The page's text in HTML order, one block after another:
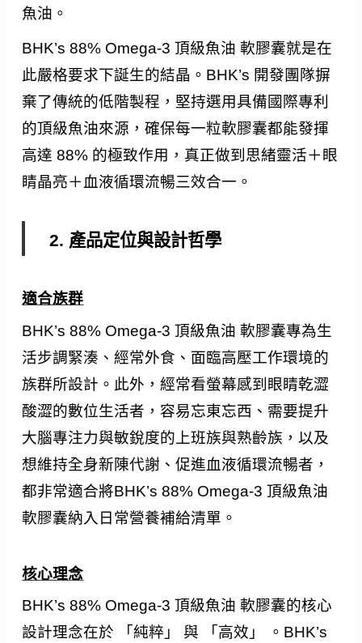
魚油。
BHK’s 88% Omega-3 頂級魚油 軟膠囊就是在
此嚴格要求下誕生的結晶。BHK’s 開發團隊摒
棄了傳統的低階製程，堅持選用具備國際專利
的頂級魚油來源，確保每一粒軟膠囊都能發揮
高達 88% 的極致作用，真正做到思緒靈活＋眼
睛晶亮＋血液循環流暢三效合一。
2. 產品定位與設計哲學
適合族群
BHK’s 88% Omega-3 頂級魚油 軟膠囊專為生
活步調緊湊、經常外食、面臨高壓工作環境的
族群所設計。此外，經常看螢幕感到眼睛乾澀
酸澀的數位生活者，容易忘東忘西、需要提升
大腦專注力與敏銳度的上班族與熟齡族，以及
想維持全身新陳代謝、促進血液循環流暢者，
都非常適合將BHK’s 88% Omega-3 頂級魚油
軟膠囊納入日常營養補給清單。
核心理念
BHK’s 88% Omega-3 頂級魚油 軟膠囊的核心
設計理念在於 「純粹」 與 「高效」 。BHK’s